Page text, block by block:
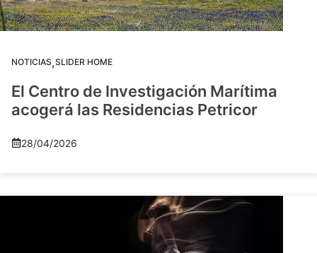
NOTICIAS,SLIDER HOME
El Centro de Investigación Marítima
acogerá las Residencias Petricor
28/04/2026